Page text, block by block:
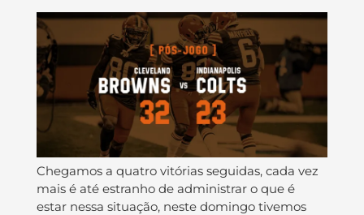
Chegamos a quatro vitórias seguidas, cada vez
mais é até estranho de administrar o que é
estar nessa situação, neste domingo tivemos